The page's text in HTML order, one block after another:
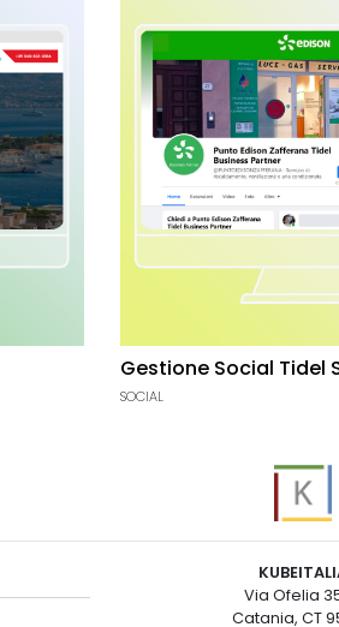
Gestione Social Tidel
SOCIAL
Via Ofelia
Catania, CT